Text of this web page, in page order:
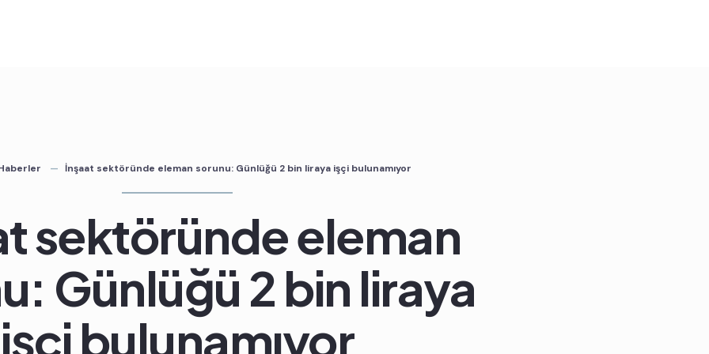
İnşaat sektöründe eleman sorunu: Günlüğü 2 bin liraya işçi bulunamıyor
sektöründe eleman
Günlüğü 2 bin liraya
işçi bulunamıyor